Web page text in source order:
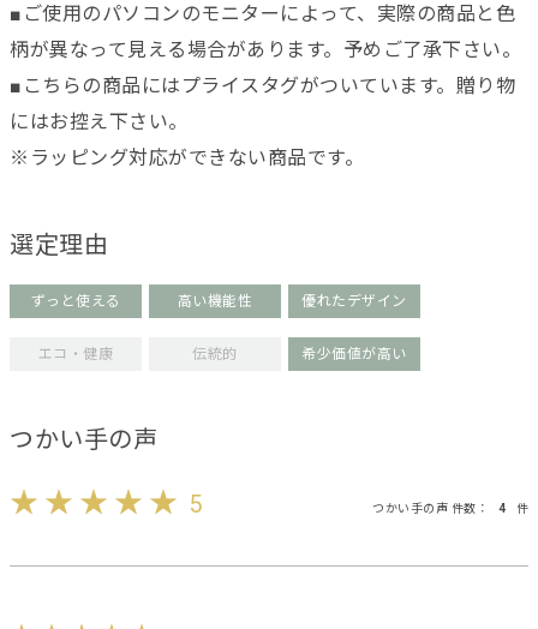
■ご使用のパソコンのモニターによって、実際の商品と色
柄が異なって見える場合があります。予めご了承下さい。
■こちらの商品にはプライスタグがついています。贈り物
にはお控え下さい。
※ラッピング対応ができない商品です。
選定理由
ずっと使える 高い機能性 優れたデザイン
エコ・健康 伝統的 希少価値が高い
つかい手の声
5 つかい手の声 件数： 4 件